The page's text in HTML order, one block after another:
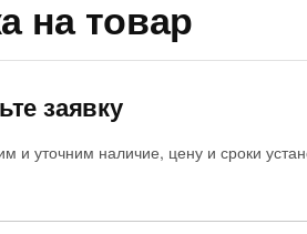
на товар
заявку
и уточним наличие, цену и сроки